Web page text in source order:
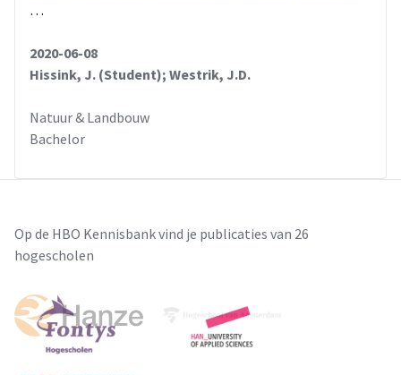
…
2020-06-08
Hissink, J. (Student); Westrik, J.D.
Natuur & Landbouw
Bachelor
Op de HBO Kennisbank vind je publicaties van 26
hogescholen